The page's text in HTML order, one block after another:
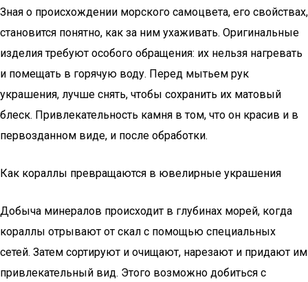
Зная о происхождении морского самоцвета, его свойствах,
становится понятно, как за ним ухаживать. Оригинальные
изделия требуют особого обращения: их нельзя нагревать
и помещать в горячую воду. Перед мытьем рук
украшения, лучше снять, чтобы сохранить их матовый
блеск. Привлекательность камня в том, что он красив и в
первозданном виде, и после обработки.
Как кораллы превращаются в ювелирные украшения
Добыча минералов происходит в глубинах морей, когда
кораллы отрывают от скал с помощью специальных
сетей. Затем сортируют и очищают, нарезают и придают им
привлекательный вид. Этого возможно добиться с